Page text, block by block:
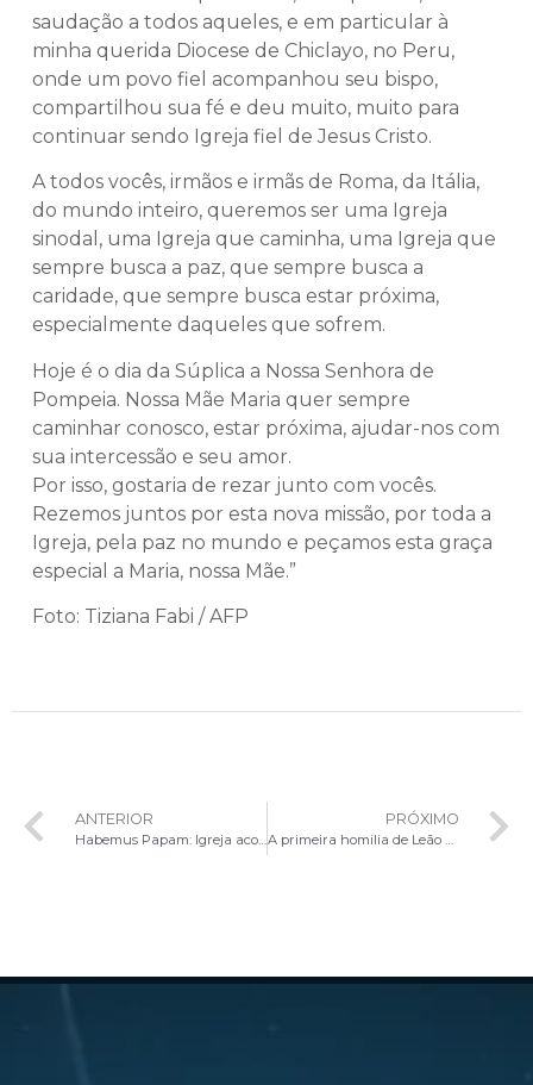
saudação a todos aqueles, e em particular à
minha querida Diocese de Chiclayo, no Peru,
onde um povo fiel acompanhou seu bispo,
compartilhou sua fé e deu muito, muito para
continuar sendo Igreja fiel de Jesus Cristo.
A todos vocês, irmãos e irmãs de Roma, da Itália,
do mundo inteiro, queremos ser uma Igreja
sinodal, uma Igreja que caminha, uma Igreja que
sempre busca a paz, que sempre busca a
caridade, que sempre busca estar próxima,
especialmente daqueles que sofrem.
Hoje é o dia da Súplica a Nossa Senhora de
Pompeia. Nossa Mãe Maria quer sempre
caminhar conosco, estar próxima, ajudar-nos com
sua intercessão e seu amor.
Por isso, gostaria de rezar junto com vocês.
Rezemos juntos por esta nova missão, por toda a
Igreja, pela paz no mundo e peçamos esta graça
especial a Maria, nossa Mãe.”
Foto: Tiziana Fabi / AFP
ANTERIOR
Habemus Papam: Igreja acolhe Leão XIV como novo Sucessor de Pedro
PRÓXIMO